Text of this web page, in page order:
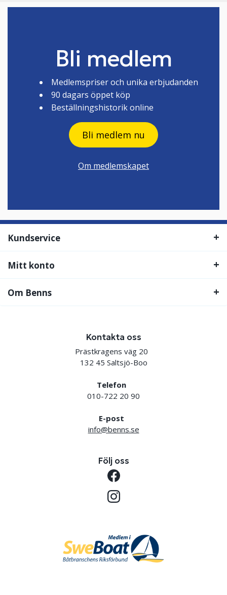
Bli medlem
Medlemspriser och unika erbjudanden
90 dagars öppet köp
Beställningshistorik online
Bli medlem nu
Om medlemskapet
Kundservice
Mitt konto
Om Benns
Kontakta oss
Prästkragens väg 20
132 45 Saltsjö-Boo
Telefon
010-722 20 90
E-post
info@benns.se
Följ oss